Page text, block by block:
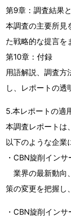
第9章：調査結果
本調査の主要所見
た戦略的な提言を
第10章：付録
用語解説、調査方
し、レポートの透
5.本レポートの適
本調査レポートは
以下のような企業
・CBN旋削イン
業界の最新動向
策の変更を把握し
・CBN旋削イン